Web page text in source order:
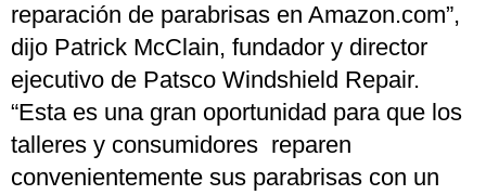
reparación de parabrisas en Amazon.com”,
dijo Patrick McClain, fundador y director
ejecutivo de Patsco Windshield Repair.
“Esta es una gran oportunidad para que los
talleres y consumidores reparen
convenientemente sus parabrisas con un